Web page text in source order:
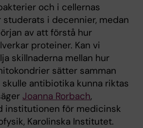
och i cellernas
i decennier, medan
av att förstå hur
proteiner. Kan vi
skillnaderna mellan hur
sätter samman
antibiotika kunna riktas
Joanna Rorbach,
institutionen för medicinsk
Karolinska Institutet.